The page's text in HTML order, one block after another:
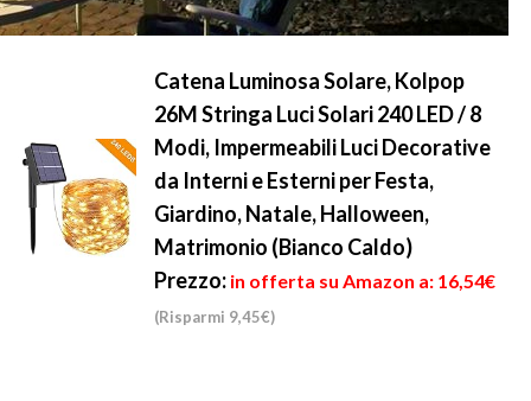
Catena Luminosa Solare, Kolpop
26M Stringa Luci Solari 240 LED / 8
Modi, Impermeabili Luci Decorative
da Interni e Esterni per Festa,
Giardino, Natale, Halloween,
Matrimonio (Bianco Caldo)
Prezzo: in offerta su Amazon a: 16,54€
(Risparmi 9,45€)